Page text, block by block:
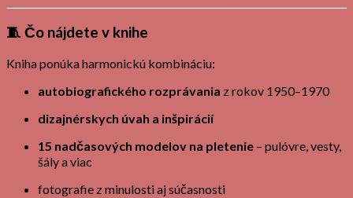
🧵Čo nájdete v knihe
Kniha ponúka harmonickú kombináciu:
autobiografického rozprávania z rokov 1950–1970
dizajnérskych úvah a inšpirácií
15 nadčasových modelov na pletenie – pulóvre, vesty,
šály a viac
fotografie z minulosti aj súčasnosti